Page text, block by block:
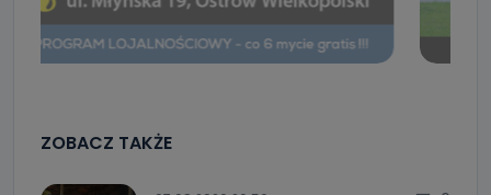
ZOBACZ TAKŻE